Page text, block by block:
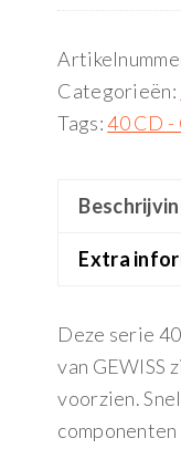
Categorieën:
Tags:40 CD -
Extra
Deze serie
van GEWISS
voorzien.